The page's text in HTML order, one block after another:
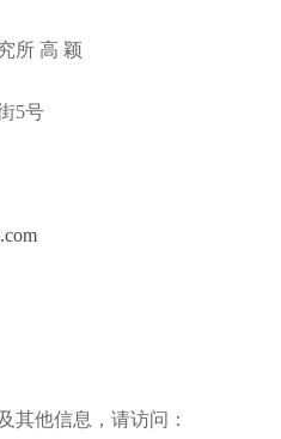
所 高 颖
5号
其他信息，请访问：